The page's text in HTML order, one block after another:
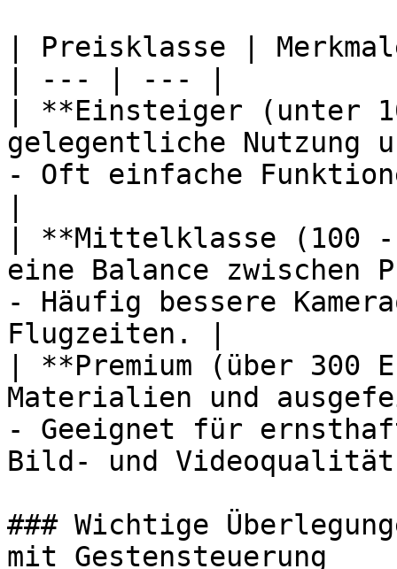
| Preisklasse |
| --- | --- |
| **Einsteiger (unter
gelegentliche Nutzung
- Oft einfache
| **Mittelklasse (100
eine Balance zwischen
- Häufig bessere
Flugzeiten. |
| **Premium (über
Materialien und
- Geeignet für
Bild- und
### Wichtige
mit Gestensteuerung